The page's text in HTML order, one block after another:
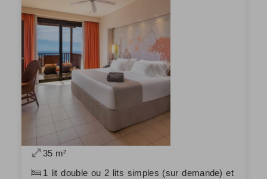
35 m²
1 lit double ou 2 lits simples (sur demande) et